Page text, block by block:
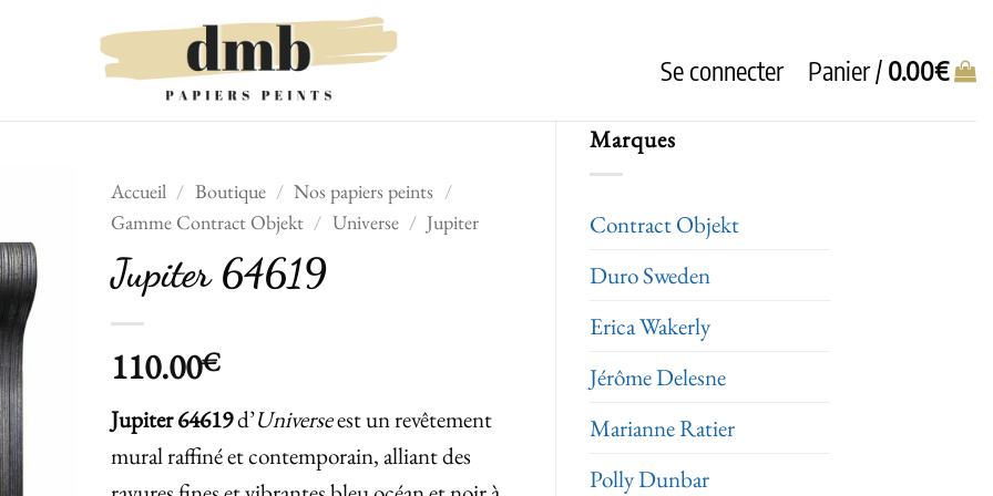
Se connecter Panier / 0.00€
Marques
Contract Objekt
Duro Sweden
Erica Wakerly
Jérôme Delesne
Marianne Ratier
Polly Dunbar
la liste
de
Accueil / Boutique / Nos papiers peints /
Gamme Contract Objekt / Universe / Jupiter
Jupiter 64619
110.00€
Jupiter 64619d’Universeest un revêtement
mural raffiné et contemporain, alliant des